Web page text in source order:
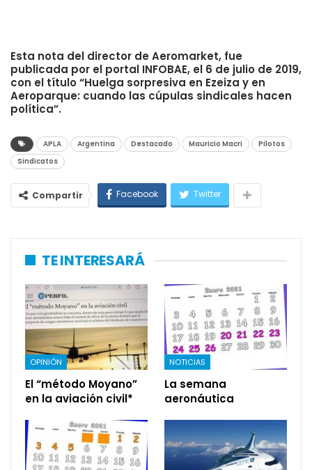
Esta nota del director de Aeromarket, fue
publicada por el portal INFOBAE, el 6 de julio de 2019,
con el título “Huelga sorpresiva en Ezeiza y en
Aeroparque: cuando las cúpulas sindicales hacen
política”.
APLA Argentina Destacado Mauricio Macri
Pilotos
Sindicatos
Compartir Facebook Twitter
TE INTERESARÁ
OPINIÓN
El “método Moyano”
en la aviación civil*
NOTICIAS
La semana
aeronáutica